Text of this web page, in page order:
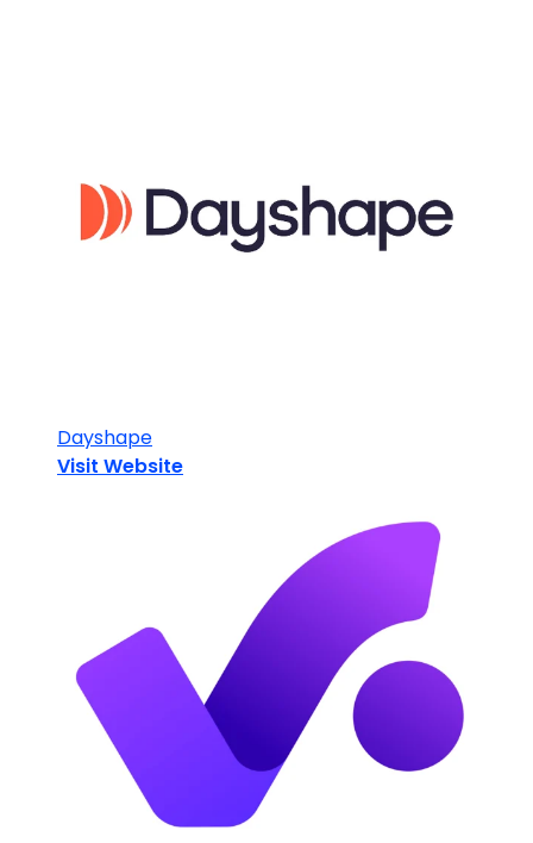
Dayshape
Visit Website